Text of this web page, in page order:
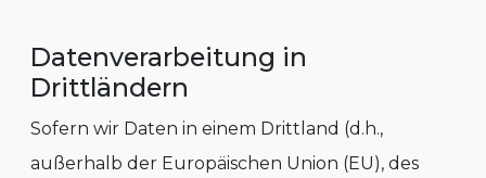
Datenverarbeitung in
Drittländern
Sofern wir Daten in einem Drittland (d.h.,
außerhalb der Europäischen Union (EU), des